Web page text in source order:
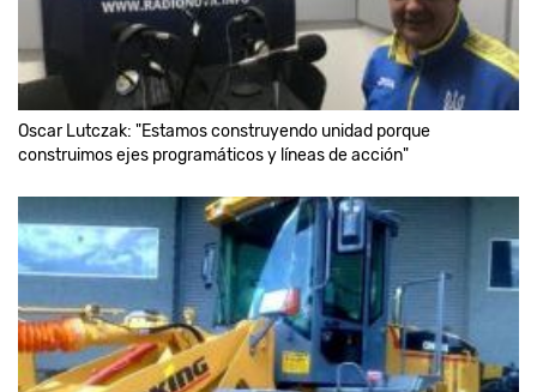
Oscar Lutczak: "Estamos construyendo unidad porque
construimos ejes programáticos y líneas de acción"